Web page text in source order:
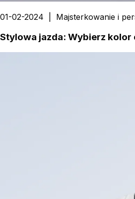
01-02-2024 Majsterkowanie i
Stylowa jazda: Wybierz